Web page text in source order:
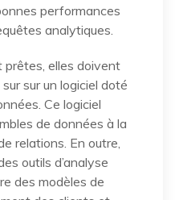
performances
analytiques.
prêtes, elles doivent
sur un logiciel doté
Ce logiciel
de données à la
relations. En outre,
outils d’analyse
des modèles de